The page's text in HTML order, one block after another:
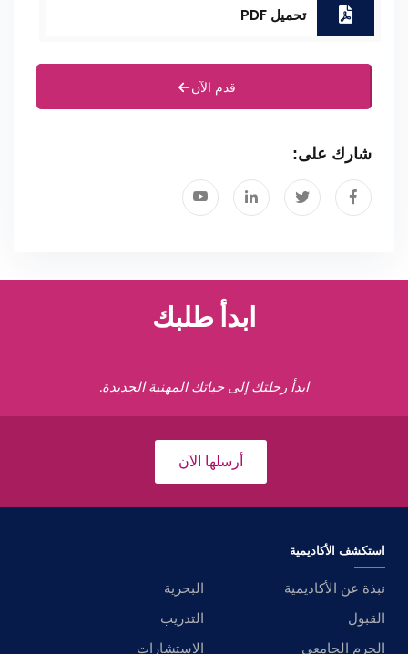
تحميل PDF
قدم الآن
شارك على:
ابدأ طلبك
ابدأ رحلتك إلى حياتك المهنية الجديدة.
أرسلها الآن
استكشف الأكاديمية
نبذة عن الأكاديمية
البحرية
القبول
التدريب
الحرم الجامعي
الاستشارات